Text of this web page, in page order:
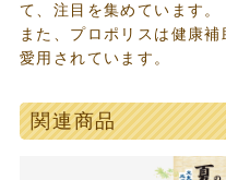
て、注目を集めています。
また、プロポリスは健康
愛用されています。
関連商品